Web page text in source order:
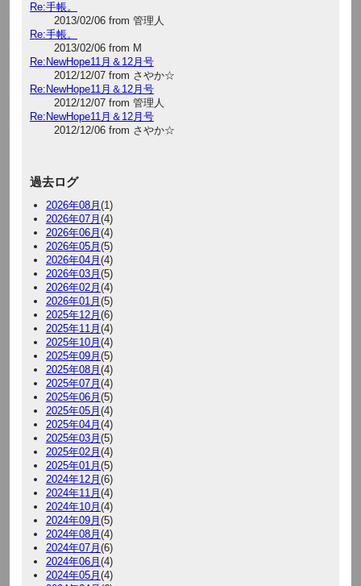
Re:手帳。
2013/02/06 from 管理人
Re:手帳。
2013/02/06 from M
Re:NewHope11月＆12月号
2012/12/07 from さやか☆
Re:NewHope11月＆12月号
2012/12/07 from 管理人
Re:NewHope11月＆12月号
2012/12/06 from さやか☆
過去ログ
2026年08月 (1)
2026年07月 (4)
2026年06月 (4)
2026年05月 (5)
2026年04月 (4)
2026年03月 (5)
2026年02月 (4)
2026年01月 (5)
2025年12月 (6)
2025年11月 (4)
2025年10月 (4)
2025年09月 (5)
2025年08月 (4)
2025年07月 (4)
2025年06月 (5)
2025年05月 (4)
2025年04月 (4)
2025年03月 (5)
2025年02月 (4)
2025年01月 (5)
2024年12月 (6)
2024年11月 (4)
2024年10月 (4)
2024年09月 (5)
2024年08月 (4)
2024年07月 (6)
2024年06月 (4)
2024年05月 (4)